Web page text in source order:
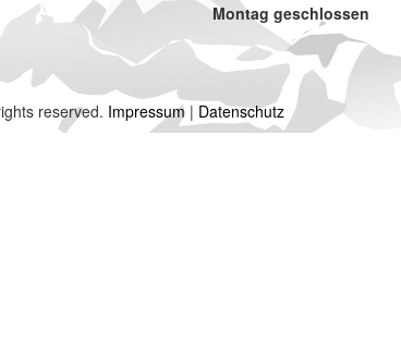
Montag geschlossen
reserved. Impressum | Datenschutz